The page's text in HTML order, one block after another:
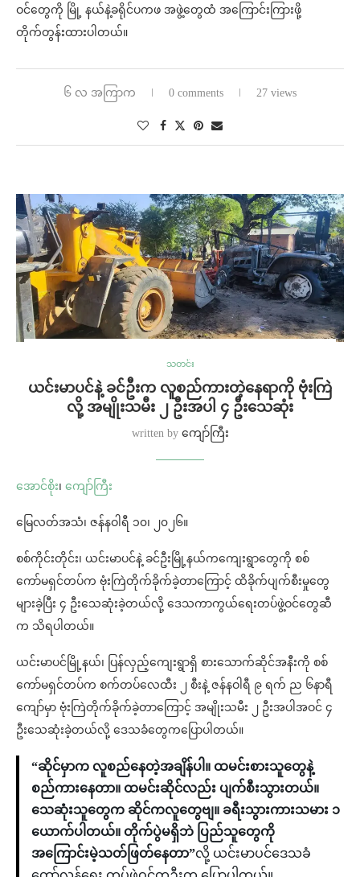
ဝင်တွေကို မြို့ နယ်နဲ့ခရိုင်ပကဖ အဖွဲ့တွေထံ အကြောင်းကြားဖို့
တိုက်တွန်းထားပါတယ်။
၆ လ အကြာက 0 comments 27 views
သတင်း
ယင်းမာပင်နဲ့ ခင်ဦးက လူစည်ကားတဲ့နေရာကို ဗုံးကြဲ
လို့ အမျိုးသမီး ၂ ဦးအပါ ၄ ဦးသေဆုံး
written by ကျော်ကြီး
အောင်စိုး၊ ကျော်ကြီး
မြေလတ်အသံ၊ ဇန်နဝါရီ ၁၀၊ ၂၀၂၆။
စစ်ကိုင်းတိုင်း၊ ယင်းမာပင်နဲ့ ခင်ဦးမြို့နယ်ကကျေးရွာတွေကို စစ်
ကော်မရှင်တပ်က ဗုံးကြဲတိုက်ခိုက်ခဲ့တာကြောင့် ထိခိုက်ပျက်စီးမှုတွေ
များခဲ့ပြီး ၄ ဦးသေဆုံးခဲ့တယ်လို့ ဒေသကာကွယ်ရေးတပ်ဖွဲ့ဝင်တွေဆီ
က သိရပါတယ်။
ယင်းမာပင်မြို့နယ်၊ ပြန်လှည့်ကျေးရွာရှိ စားသောက်ဆိုင်အနီးကို စစ်
ကော်မရှင်တပ်က စက်တပ်လေထီး ၂ စီးနဲ့ ဇန်နဝါရီ ၉ ရက် ည ၆နာရီ
ကျော်မှာ ဗုံးကြဲတိုက်ခိုက်ခဲ့တာကြောင့် အမျိုးသမီး ၂ ဦးအပါအဝင် ၄
ဦးသေဆုံးခဲ့တယ်လို့ ဒေသခံတွေကပြောပါတယ်။
“ဆိုင်မှာက လူစည်နေတဲ့အချိန်ပါ။ ထမင်းစားသူတွေနဲ့
စည်ကားနေတာ။ ထမင်းဆိုင်လည်း ပျက်စီးသွားတယ်။
သေဆုံးသူတွေက ဆိုင်ကလူတွေဗျ။ ခရီးသွားကားသမား ၁
ယောက်ပါတယ်။ တိုက်ပွဲမရှိဘဲ ပြည်သူတွေကို
အကြောင်းမဲ့သတ်ဖြတ်နေတာ”လို့ ယင်းမာပင်ဒေသခံ